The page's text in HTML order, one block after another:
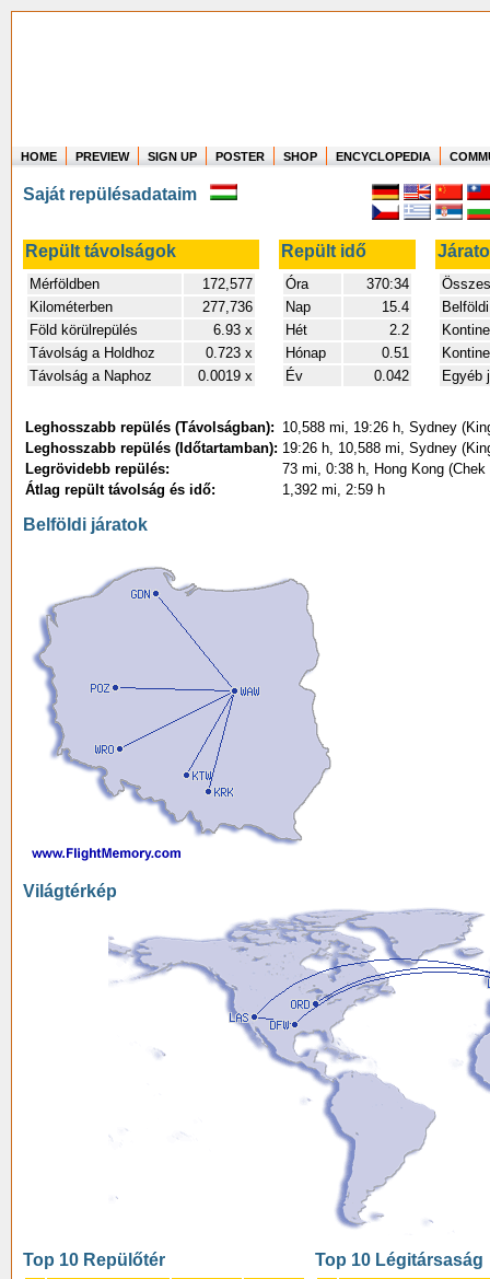
Where in the world have you flown?
How long have you been in the air?
Create your own FlightMemory and see!
HOME PREVIEW SIGN UP POSTER SHOP ENCYCLOPEDIA
Saját repülésadataim
Repült távolságok Repült idő
Mérföldben
172,577
Kilométerben
277,736
Föld körülrepülés
6.93 x
Távolság a Holdhoz
0.723 x
Távolság a Naphoz
0.0019 x
Óra
370:34
Nap
15.4
Hét
2.2
Hónap
0.51
Év
0.042
Belföldi
Egyéb
Leghosszabb repülés (Távolságban): 10,588 mi, 19:26 h, Sydney
Leghosszabb repülés (Időtartamban): 19:26 h, 10,588 mi, Sydney
Legrövidebb repülés:
73 mi, 0:38 h, Hong Kong
Átlag repült távolság és idő:
1,392 mi, 2:59 h
Belföldi járatok
Világtérkép
Top 10 Repülőtér Top 10 Légitársaság